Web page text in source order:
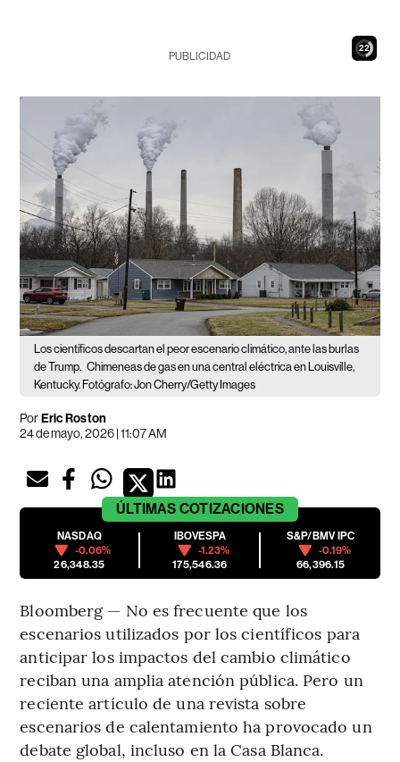
20
PUBLICIDAD
Los científicos descartan el peor escenario climático, ante las burlas
de Trump. Chimeneas de gas en una central eléctrica en Louisville,
Kentucky. Fotógrafo: Jon Cherry/Getty Images
PorEric Roston
24 de mayo, 2026 | 11:07 AM
ÚLTIMAS COTIZACIONES
NASDAQ
-0.06%
26,348.35
IBOVESPA
-1.23%
175,546.36
S&P/BMV IPC
-0.19%
66,396.15
Bloomberg — No es frecuente que los
escenarios utilizados por los científicos para
anticipar los impactos del cambio climático
reciban una amplia atención pública. Pero un
reciente artículo de una revista sobre
escenarios de calentamiento ha provocado un
debate global, incluso en la Casa Blanca.